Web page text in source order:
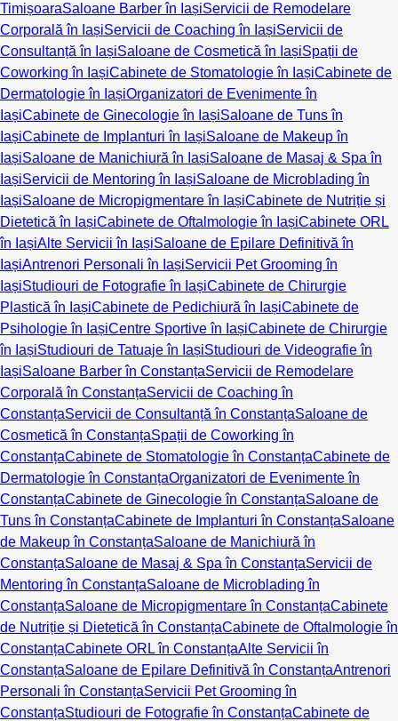
TimișoaraSaloane Barber în IașiServicii de Remodelare
Corporală în IașiServicii de Coaching în IașiServicii de
Consultanță în IașiSaloane de Cosmetică în IașiSpații de
Coworking în IașiCabinete de Stomatologie în IașiCabinete de
Dermatologie în IașiOrganizatori de Evenimente în
IașiCabinete de Ginecologie în IașiSaloane de Tuns în
IașiCabinete de Implanturi în IașiSaloane de Makeup în
IașiSaloane de Manichiură în IașiSaloane de Masaj & Spa în
IașiServicii de Mentoring în IașiSaloane de Microblading în
IașiSaloane de Micropigmentare în IașiCabinete de Nutriție și
Dietetică în IașiCabinete de Oftalmologie în IașiCabinete ORL
în IașiAlte Servicii în IașiSaloane de Epilare Definitivă în
IașiAntrenori Personali în IașiServicii Pet Grooming în
IașiStudiouri de Fotografie în IașiCabinete de Chirurgie
Plastică în IașiCabinete de Pedichiură în IașiCabinete de
Psihologie în IașiCentre Sportive în IașiCabinete de Chirurgie
în IașiStudiouri de Tatuaje în IașiStudiouri de Videografie în
IașiSaloane Barber în ConstanțaServicii de Remodelare
Corporală în ConstanțaServicii de Coaching în
ConstanțaServicii de Consultanță în ConstanțaSaloane de
Cosmetică în ConstanțaSpații de Coworking în
ConstanțaCabinete de Stomatologie în ConstanțaCabinete de
Dermatologie în ConstanțaOrganizatori de Evenimente în
ConstanțaCabinete de Ginecologie în ConstanțaSaloane de
Tuns în ConstanțaCabinete de Implanturi în ConstanțaSaloane
de Makeup în ConstanțaSaloane de Manichiură în
ConstanțaSaloane de Masaj & Spa în ConstanțaServicii de
Mentoring în ConstanțaSaloane de Microblading în
ConstanțaSaloane de Micropigmentare în ConstanțaCabinete
de Nutriție și Dietetică în ConstanțaCabinete de Oftalmologie în
ConstanțaCabinete ORL în ConstanțaAlte Servicii în
ConstanțaSaloane de Epilare Definitivă în ConstanțaAntrenori
Personali în ConstanțaServicii Pet Grooming în
ConstanțaStudiouri de Fotografie în ConstanțaCabinete de